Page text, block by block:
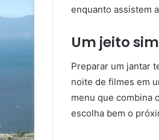
enquanto assistem
Um jeito
Preparar um jantar
noite de filmes em
menu que combina
escolha bem o